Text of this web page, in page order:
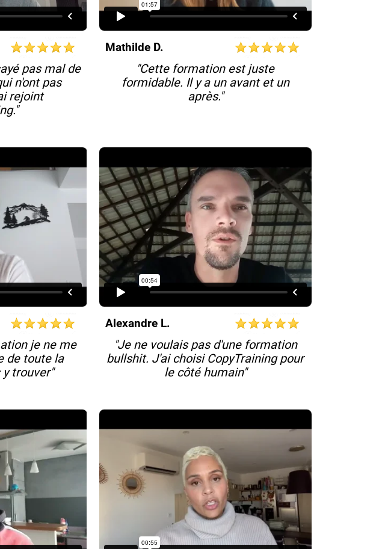
pas mal de
n'ont pas
rejoint
Mathilde D.
"Cette formation est juste
formidable. Il y a un avant et un
après."
je ne me
de toute la
trouver"
Alexandre L.
"Je ne voulais pas d'une formation
bullshit. J'ai choisi CopyTraining pour
le côté humain"